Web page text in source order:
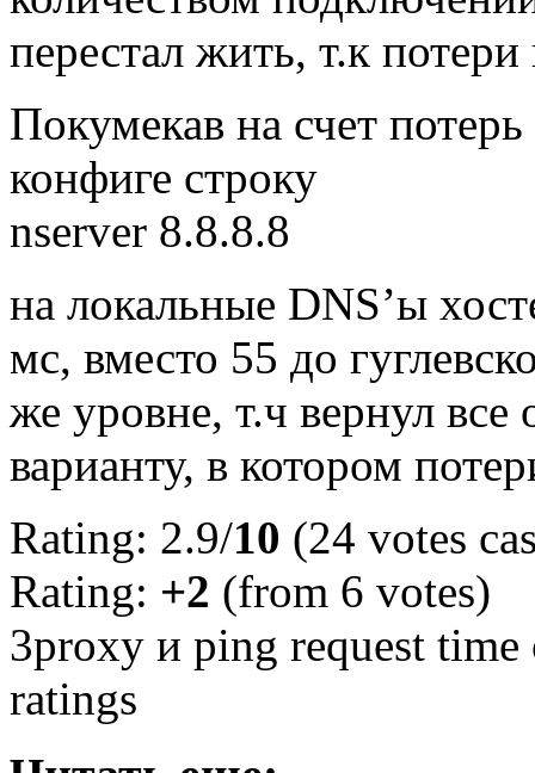
перестал жить, т.к
Покумекав на счет
конфиге строку
nserver 8.8.8.8
на локальные DNS’ы
мс, вместо 55 до
же уровне, т.ч вернул
варианту, в котором
Rating: 2.9/10 (24 votes
Rating: +2 (from 6 votes)
3proxy и ping request time
ratings